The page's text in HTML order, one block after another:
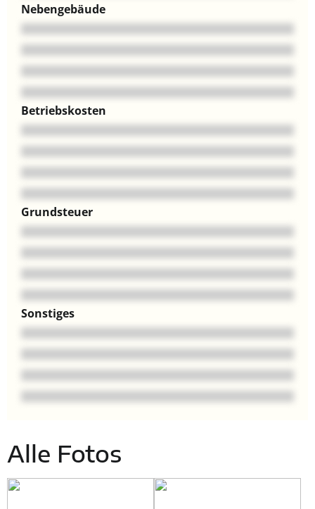
Nebengebäude
Betriebskosten
Grundsteuer
Sonstiges
Alle Fotos